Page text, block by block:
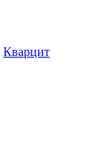
Кварцит